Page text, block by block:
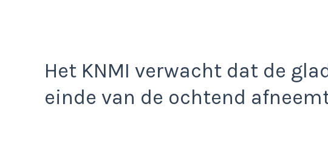
Het KNMI verwacht dat de
einde van de ochtend